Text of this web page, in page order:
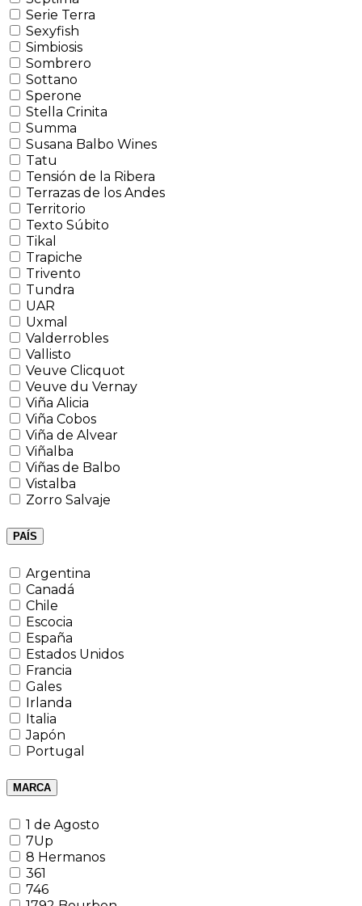
Serie Terra
Sexyfish
Simbiosis
Sombrero
Sottano
Sperone
Stella Crinita
Summa
Susana Balbo Wines
Tatu
Tensión de la Ribera
Terrazas de los Andes
Territorio
Texto Súbito
Tikal
Trapiche
Trivento
Tundra
UAR
Uxmal
Valderrobles
Vallisto
Veuve Clicquot
Veuve du Vernay
Viña Alicia
Viña Cobos
Viña de Alvear
Viñalba
Viñas de Balbo
Vistalba
Zorro Salvaje
PAÍS
Argentina
Canadá
Chile
Escocia
España
Estados Unidos
Francia
Gales
Irlanda
Italia
Japón
Portugal
MARCA
1 de Agosto
7Up
8 Hermanos
361
746